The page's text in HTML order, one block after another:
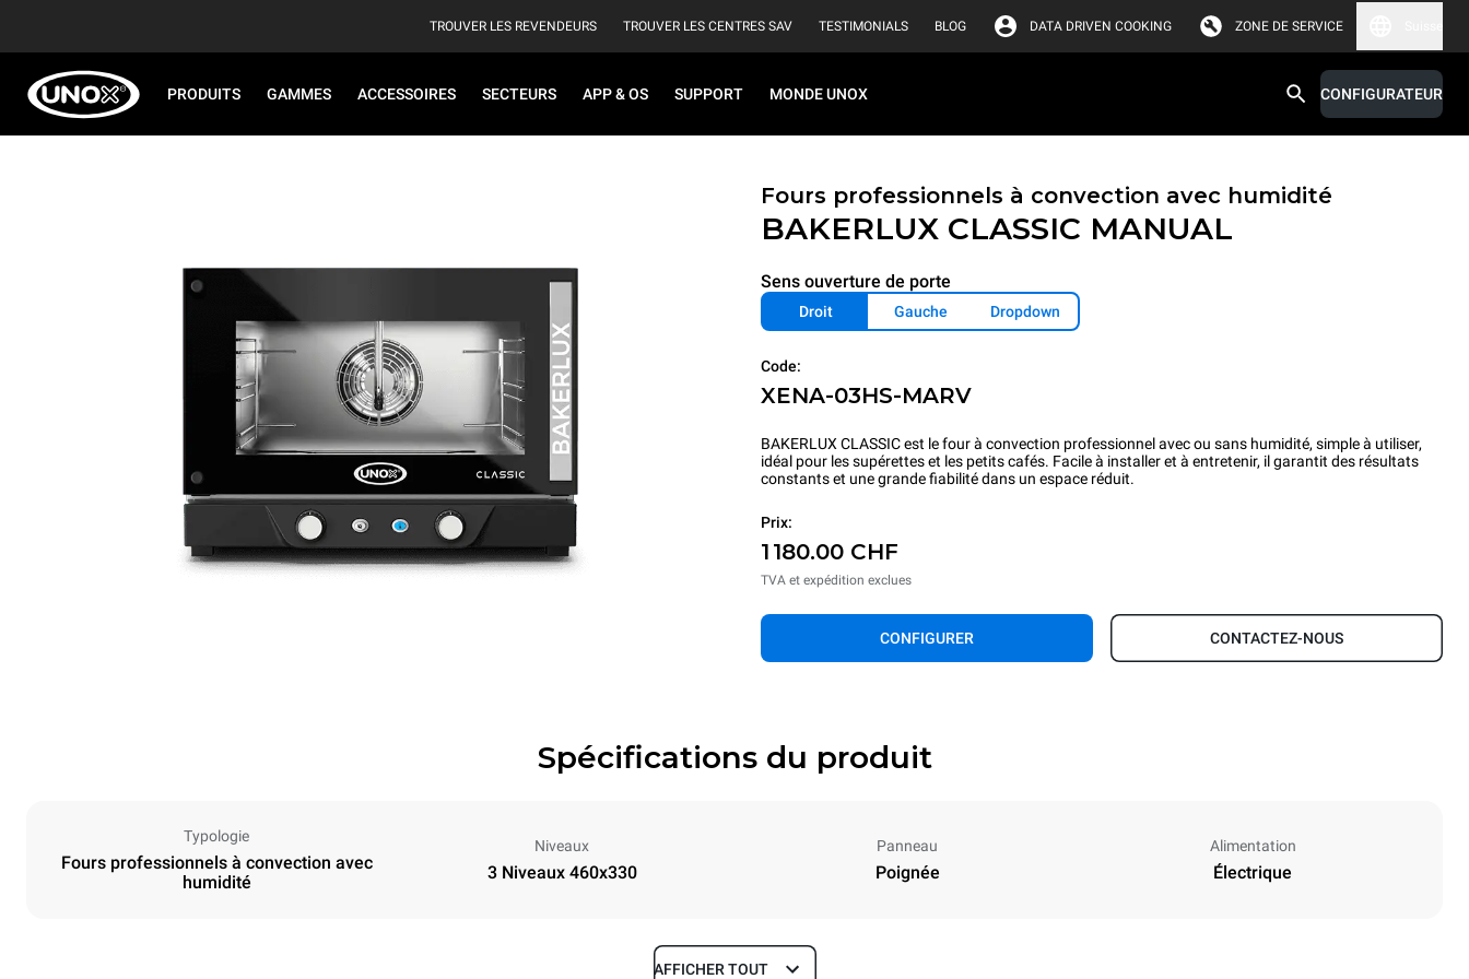
TROUVER LES REVENDEURS TROUVER LES CENTRES SAV TESTIMONIALS BLOG DATA DRIVEN COOKING ZONE DE SERVICE
PRODUITS GAMMES ACCESSOIRES SECTEURS APP & OS SUPPORT MONDE UNOX CONFIGURATEUR
Fours professionnels à convection avec humidité
BAKERLUX CLASSIC MANUAL
Sens ouverture de porte
Droit Gauche Dropdown
Code:
XENA-03HS-MARV
BAKERLUX CLASSIC est le four à convection professionnel avec ou sans humidité, simple à utiliser,
idéal pour les supérettes et les petits cafés. Facile à installer et à entretenir, il garantit des résultats
constants et une grande fiabilité dans un espace réduit.
Prix:
1 180.00 CHF
TVA et expédition exclues
CONFIGURER CONTACTEZ-NOUS
Spécifications du produit
Typologie
Fours professionnels à convection avec
humidité
Niveaux
3 Niveaux 460x330
Panneau
Poignée
Alimentation
Électrique
AFFICHER TOUT